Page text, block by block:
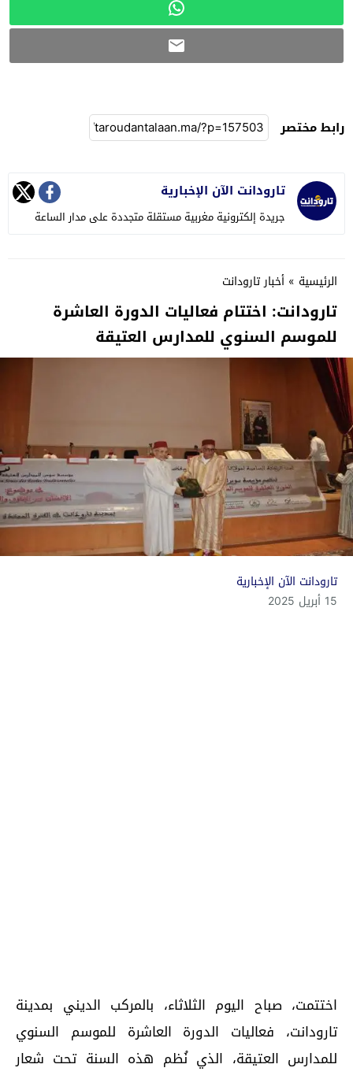
رابط مختصر
تارودانت الآن الإخبارية
جريدة إلكترونية مغربية مستقلة متجددة على مدار الساعة
الرئيسية » أخبار تارودانت
تارودانت: اختتام فعاليات الدورة العاشرة
للموسم السنوي للمدارس العتيقة
تارودانت الآن الإخبارية
15 أبريل 2025
اختتمت، صباح اليوم الثلاثاء، بالمركب الديني بمدينة
تارودانت، فعاليات الدورة العاشرة للموسم السنوي
للمدارس العتيقة، الذي نُظم هذه السنة تحت شعار